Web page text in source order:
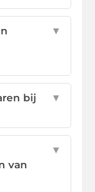
▼
bij
▼
van
▼